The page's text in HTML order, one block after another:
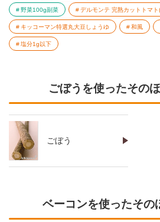
野菜100g副菜 デルモンテ 完熟カットトマ
キッコーマン特選丸大豆しょうゆ 和風
塩分1g以下
ごぼうを使ったその
ごぼう
ベーコンを使ったその